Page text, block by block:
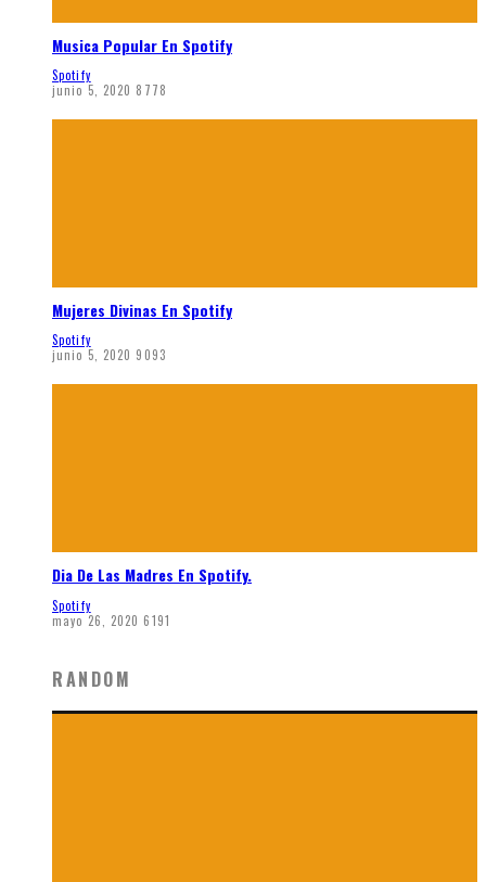
Musica Popular En Spotify
Spotify
junio 5, 2020 8778
Mujeres Divinas En Spotify
Spotify
junio 5, 2020 9093
Dia De Las Madres En Spotify.
Spotify
mayo 26, 2020 6191
RANDOM